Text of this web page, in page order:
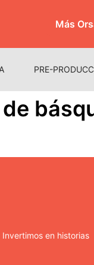
Más
PRE-
Invertimos en historias